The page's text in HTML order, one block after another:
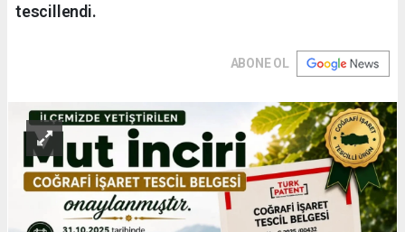
tescillendi.
ABONE OL